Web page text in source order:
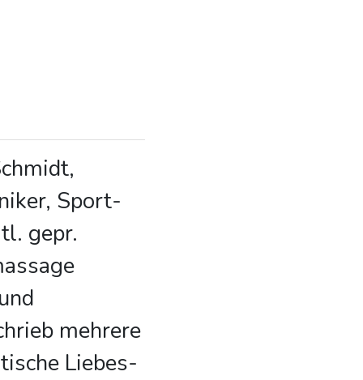
Sport-
gepr.
mehrere
Liebes-